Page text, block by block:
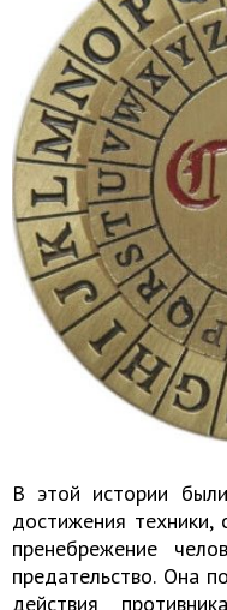
В этой истории
достижения
пренебрежение
предательство. Она
действия